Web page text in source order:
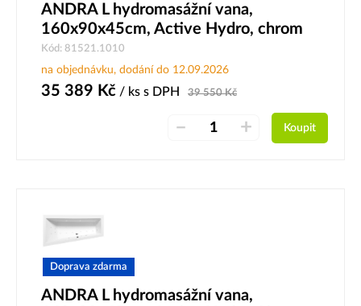
ANDRA L hydromasážní vana,
160x90x45cm, Active Hydro, chrom
Kód: 81521.1010
na objednávku, dodání do 12.09.2026
35 389 Kč / ks s DPH 39 550Kč
– + Koupit
Doprava zdarma
ANDRA L hydromasážní vana,